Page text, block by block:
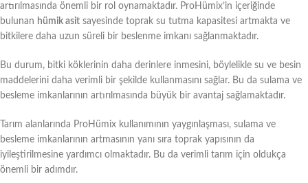
artırılmasında önemli bir rol oynamaktadır. ProHümix’in içeriğinde
bulunan hümik asit sayesinde toprak su tutma kapasitesi artmakta ve
bitkilere daha uzun süreli bir beslenme imkanı sağlanmaktadır.
Bu durum, bitki köklerinin daha derinlere inmesini, böylelikle su ve besin
maddelerini daha verimli bir şekilde kullanmasını sağlar. Bu da sulama ve
besleme imkanlarının artırılmasında büyük bir avantaj sağlamaktadır.
Tarım alanlarında ProHümix kullanımının yaygınlaşması, sulama ve
besleme imkanlarının artmasının yanı sıra toprak yapısının da
iyileştirilmesine yardımcı olmaktadır. Bu da verimli tarım için oldukça
önemli bir adımdır.